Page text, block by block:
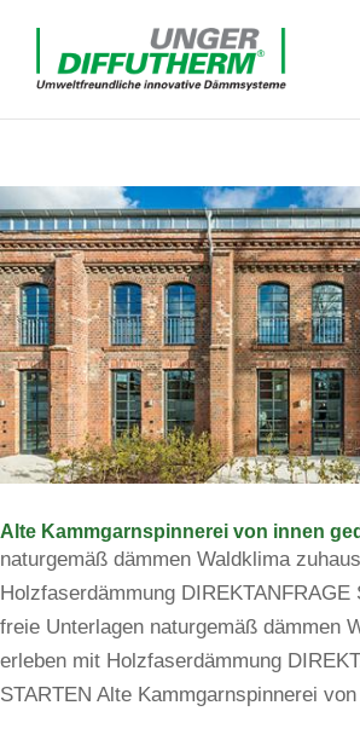
Alte Kamm­garn­spin­nerei von innen
natur­gemäß dämmen Wald­klima
Holzfaserdämmung
freie Unterlagen natur­gemäß dämmen
erleben mit Holzfaserdämmung
STARTEN Alte Kamm­garn­spin­nerei